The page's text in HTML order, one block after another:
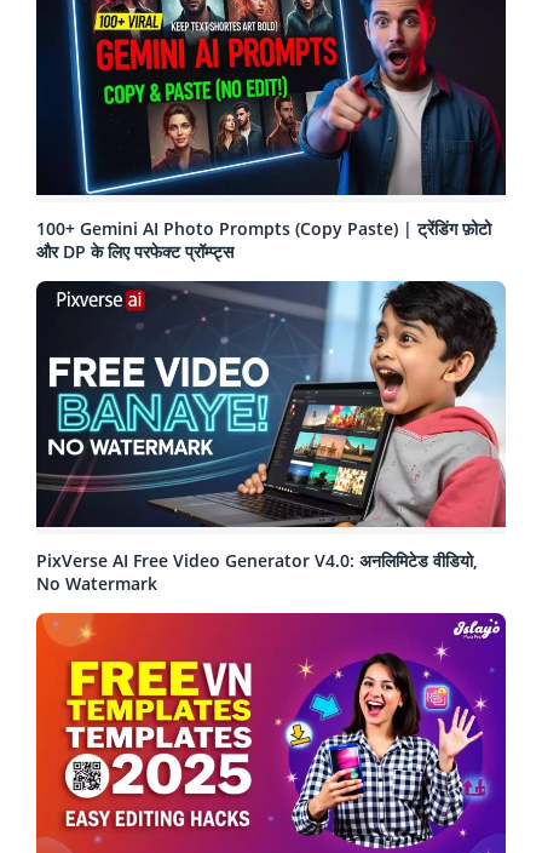
100+ Gemini AI Photo Prompts (Copy Paste) | ट्रेंडिंग फ़ोटो
और DP के लिए परफेक्ट प्रॉम्प्ट्स
PixVerse AI Free Video Generator V4.0: अनलिमिटेड वीडियो,
No Watermark